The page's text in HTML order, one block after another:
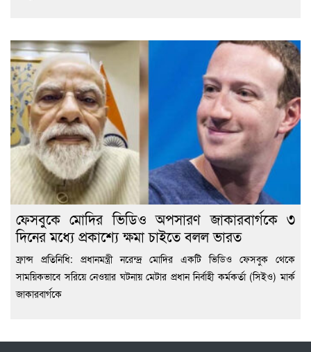
ফেসবুকে মোদির ভিডিও অপসারণ জাকারবার্গকে ৩
দিনের মধ্যে প্রকাশ্যে ক্ষমা চাইতে বলল ভারত
ফ্রান্স প্রতিনিধি: প্রধানমন্ত্রী নরেন্দ্র মোদির একটি ভিডিও ফেসবুক থেকে
সাময়িকভাবে সরিয়ে নেওয়ার ঘটনায় মেটার প্রধান নির্বাহী কর্মকর্তা (সিইও) মার্ক
জাকারবার্গকে